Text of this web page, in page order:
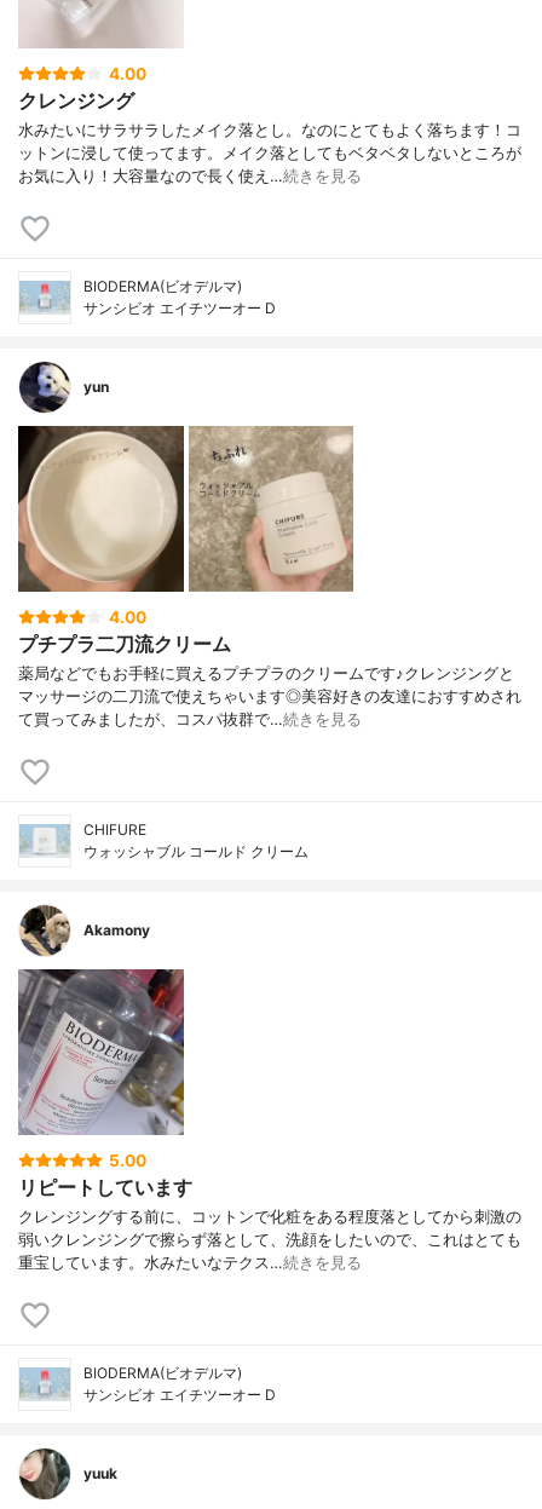
4.00
クレンジング
水みたいにサラサラしたメイク落とし。なのにとてもよく落ちます！コ
ットンに浸して使ってます。メイク落としてもベタベタしないところが
お気に入り！大容量なので長く使え…続きを見る
BIODERMA(ビオデルマ)
サンシビオ エイチツーオー D
yun
4.00
プチプラ二刀流クリーム
薬局などでもお手軽に買えるプチプラのクリームです♪クレンジングと
マッサージの二刀流で使えちゃいます◎美容好きの友達におすすめされ
て買ってみましたが、コスパ抜群で…続きを見る
CHIFURE
ウォッシャブル コールド クリーム
Akamony
5.00
リピートしています
クレンジングする前に、コットンで化粧をある程度落としてから刺激の
弱いクレンジングで擦らず落として、洗顔をしたいので、これはとても
重宝しています。水みたいなテクス…続きを見る
BIODERMA(ビオデルマ)
サンシビオ エイチツーオー D
yuuk